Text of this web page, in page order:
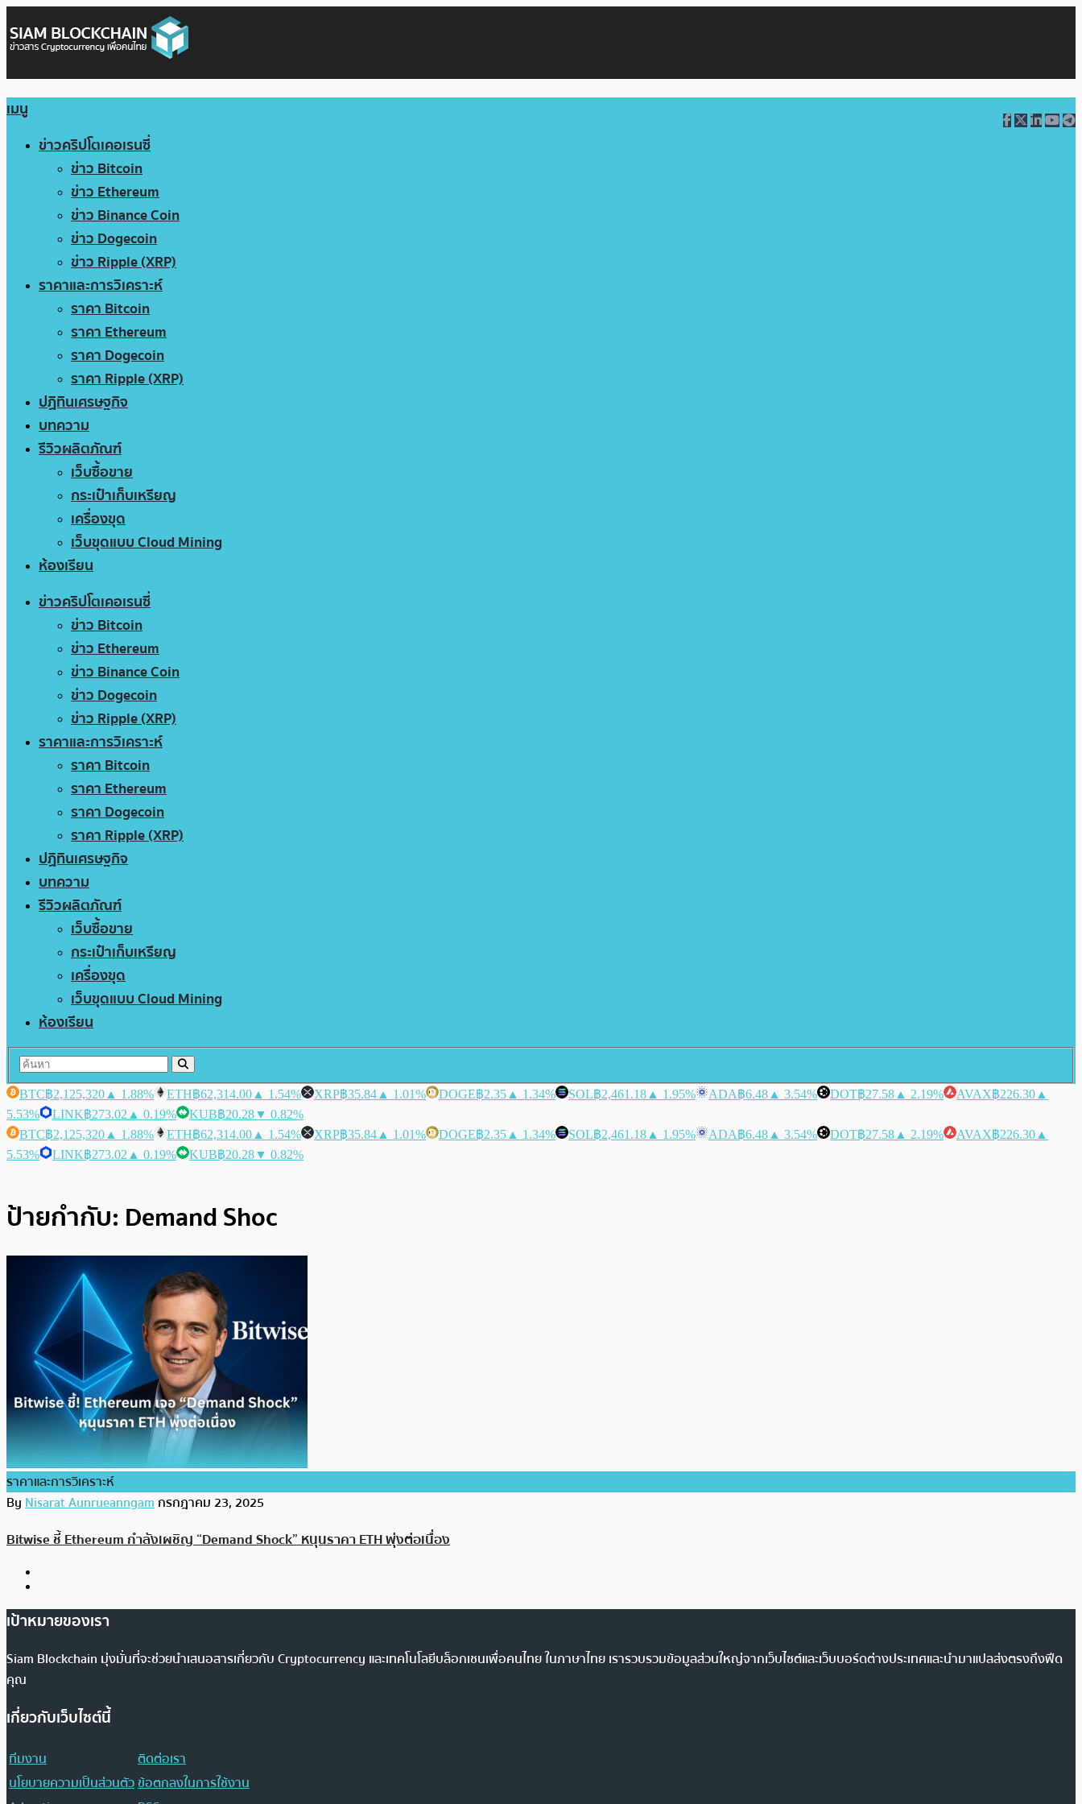
เมนู
ข่าวคริปโตเคอเรนซี่
ข่าว Bitcoin
ข่าว Ethereum
ข่าว Binance Coin
ข่าว Dogecoin
ข่าว Ripple (XRP)
ราคาและการวิเคราะห์
ราคา Bitcoin
ราคา Ethereum
ราคา Dogecoin
ราคา Ripple (XRP)
ปฏิทินเศรษฐกิจ
บทความ
รีวิวผลิตภัณฑ์
เว็บซื้อขาย
กระเป๋าเก็บเหรียญ
เครื่องขุด
เว็บขุดแบบ Cloud Mining
ห้องเรียน
ข่าวคริปโตเคอเรนซี่
ข่าว Bitcoin
ข่าว Ethereum
ข่าว Binance Coin
ข่าว Dogecoin
ข่าว Ripple (XRP)
ราคาและการวิเคราะห์
ราคา Bitcoin
ราคา Ethereum
ราคา Dogecoin
ราคา Ripple (XRP)
ปฏิทินเศรษฐกิจ
บทความ
รีวิวผลิตภัณฑ์
เว็บซื้อขาย
กระเป๋าเก็บเหรียญ
เครื่องขุด
เว็บขุดแบบ Cloud Mining
ห้องเรียน
BTC฿2,125,320 ▲ 1.88% ETH฿62,314.00 ▲ 1.54% XRP฿35.84 ▲ 1.01% DOGE฿2.35 ▲ 1.34% SOL฿2,461.18 ▲ 1.95% ADA฿6.48 ▲ 3.54% DOT฿27.58 ▲ 2.19% AVAX฿226.30 ▲
5.53%
LINK฿273.02 ▲ 0.19% KUB฿20.28▼ 0.82%
BTC฿2,125,320 ▲ 1.88% ETH฿62,314.00 ▲ 1.54% XRP฿35.84 ▲ 1.01% DOGE฿2.35 ▲ 1.34% SOL฿2,461.18 ▲ 1.95% ADA฿6.48 ▲ 3.54% DOT฿27.58 ▲ 2.19% AVAX฿226.30 ▲
5.53%
LINK฿273.02 ▲ 0.19% KUB฿20.28▼ 0.82%
ป้ายกำกับ: Demand Shoc
ราคาและการวิเคราะห์
ByNisarat Aunrueanngamกรกฎาคม 23, 2025
Bitwise ชี้ Ethereum กำลังเผชิญ “Demand Shock” หนุนราคา ETH พุ่งต่อเนื่อง
เป้าหมายของเรา
Siam Blockchain มุ่งมั่นที่จะช่วยนำเสนอสารเกี่ยวกับ Cryptocurrency และเทคโนโลยีบล็อกเชนเพื่อคนไทย ในภาษาไทย เรารวบรวมข้อมูลส่วนใหญ่จากเว็บไซต์และเว็บบอร์ดต่างประเทศและนำมาแปลส่งตรงถึงฟีด
คุณ
เกี่ยวกับเว็บไซต์นี้
ทีมงาน
ติดต่อเรา
นโยบายความเป็นส่วนตัวข้อตกลงในการใช้งาน